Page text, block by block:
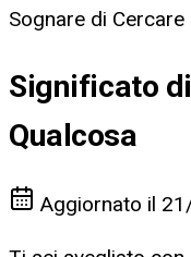
Sognare di Cercare
Significato
Qualcosa
Aggiornato il